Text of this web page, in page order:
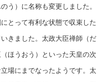
う）に名称も変更しました。
とって有利な状態で収束した
きました。太政大臣禅師（だ
ほうおう）といった天皇の次
場にまでなったようです。太